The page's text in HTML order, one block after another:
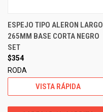
ESPEJO TIPO ALERON LARGO
265MM BASE CORTA NEGRO
SET
$354
RODA
VISTA RÁPIDA